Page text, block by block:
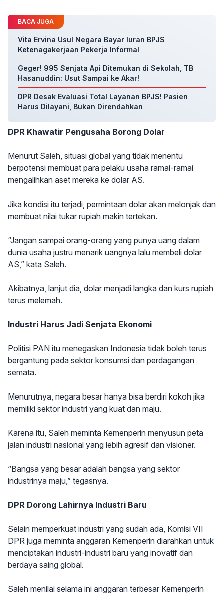
BACA JUGA
Vita Ervina Usul Negara Bayar Iuran BPJS
Ketenagakerjaan Pekerja Informal
Geger! 995 Senjata Api Ditemukan di Sekolah, TB
Hasanuddin: Usut Sampai ke Akar!
DPR Desak Evaluasi Total Layanan BPJS! Pasien
Harus Dilayani, Bukan Direndahkan
DPR Khawatir Pengusaha Borong Dolar
Menurut Saleh, situasi global yang tidak menentu
berpotensi membuat para pelaku usaha ramai-ramai
mengalihkan aset mereka ke dolar AS.
Jika kondisi itu terjadi, permintaan dolar akan melonjak dan
membuat nilai tukar rupiah makin tertekan.
“Jangan sampai orang-orang yang punya uang dalam
dunia usaha justru menarik uangnya lalu membeli dolar
AS,” kata Saleh.
Akibatnya, lanjut dia, dolar menjadi langka dan kurs rupiah
terus melemah.
Industri Harus Jadi Senjata Ekonomi
Politisi PAN itu menegaskan Indonesia tidak boleh terus
bergantung pada sektor konsumsi dan perdagangan
semata.
Menurutnya, negara besar hanya bisa berdiri kokoh jika
memiliki sektor industri yang kuat dan maju.
Karena itu, Saleh meminta Kemenperin menyusun peta
jalan industri nasional yang lebih agresif dan visioner.
“Bangsa yang besar adalah bangsa yang sektor
industrinya maju,” tegasnya.
DPR Dorong Lahirnya Industri Baru
Selain memperkuat industri yang sudah ada, Komisi VII
DPR juga meminta anggaran Kemenperin diarahkan untuk
menciptakan industri-industri baru yang inovatif dan
berdaya saing global.
Saleh menilai selama ini anggaran terbesar Kemenperin